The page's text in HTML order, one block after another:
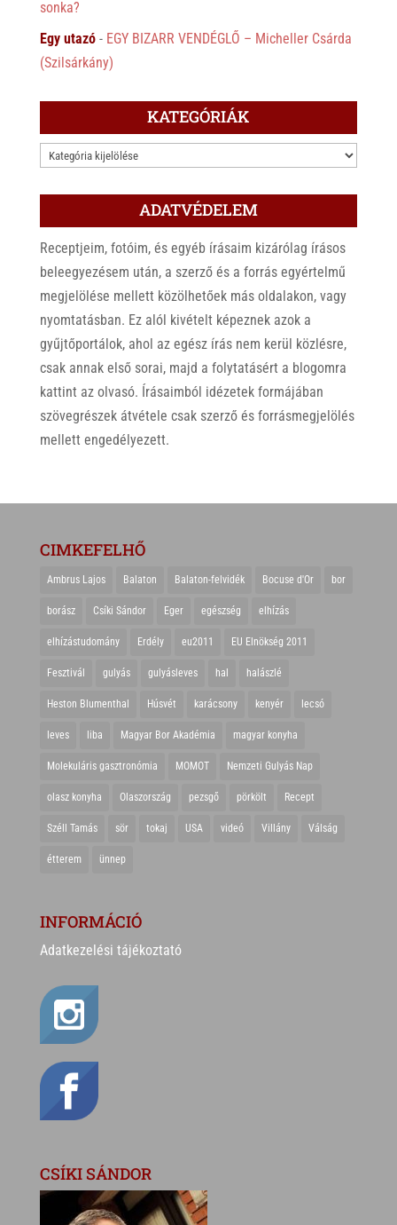
sonka?
Egy utazó- EGY BIZARR VENDÉGLŐ – Micheller Csárda
(Szilsárkány)
KATEGÓRIÁK
KATEGÓRIÁK
ADATVÉDELEM
Receptjeim, fotóim, és egyéb írásaim kizárólag írásos
beleegyezésem után, a szerző és a forrás egyértelmű
megjelölése mellett közölhetőek más oldalakon, vagy
nyomtatásban. Ez alól kivételt képeznek azok a
gyűjtőportálok, ahol az egész írás nem kerül közlésre,
csak annak első sorai, majd a folytatásért a blogomra
kattint az olvasó. Írásaimból idézetek formájában
szövegrészek átvétele csak szerző és forrásmegjelölés
mellett engedélyezett.
CIMKEFELHŐ
Ambrus Lajos Balaton Balaton-felvidék Bocuse d'Or bor
borász Csíki Sándor Eger egészség elhízás
elhízástudomány Erdély eu2011 EU Elnökség 2011
Fesztivál gulyás gulyásleves hal halászlé
Heston Blumenthal Húsvét karácsony kenyér lecsó
leves liba Magyar Bor Akadémia magyar konyha
Molekuláris gasztronómia MOMOT Nemzeti Gulyás Nap
olasz konyha Olaszország pezsgő pörkölt Recept
Széll Tamás sör tokaj USA videó Villány Válság
étterem ünnep
INFORMÁCIÓ
Adatkezelési tájékoztató
CSÍKI SÁNDOR